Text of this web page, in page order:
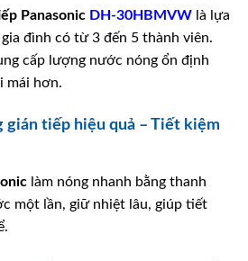
Panasonic DH-30HBMVW là lựa
đình có từ 3 đến 5 thành viên.
cấp lượng nước nóng ổn định
mái hơn.
gián tiếp hiệu quả – Tiết kiệm
làm nóng nhanh bằng thanh
một lần, giữ nhiệt lâu, giúp tiết